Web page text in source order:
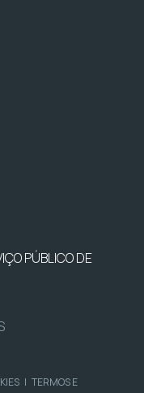
PÚBLICO DE
| TERMOS E